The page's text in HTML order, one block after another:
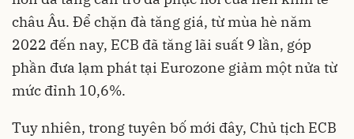
châu Âu. Để chặn đà tăng giá, từ mùa hè năm
2022 đến nay, ECB đã tăng lãi suất 9 lần, góp
phần đưa lạm phát tại Eurozone giảm một nửa từ
mức đỉnh 10,6%.
Tuy nhiên, trong tuyên bố mới đây, Chủ tịch ECB